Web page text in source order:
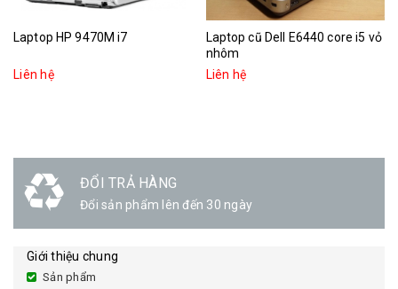
Laptop HP 9470M i7
Liên hệ
Laptop cũ Dell E6440 core i5 vỏ
nhôm
Liên hệ
GIAO HÀNG
Linh hoạt
Giới thiệu chung
Sản phẩm